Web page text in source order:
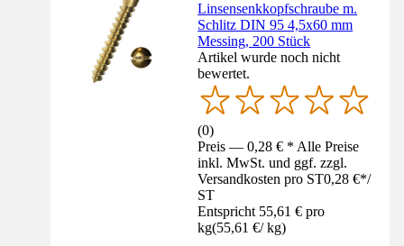
Linsensenkkopfschraube m.
Schlitz DIN 95 4,5x60 mm
Messing, 200 Stück
Artikel wurde noch nicht
bewertet.
(0)
Preis — 0,28 € * Alle Preise
inkl. MwSt. und ggf. zzgl.
Versandkosten pro ST0,28 €*/
ST
Entspricht 55,61 € pro
kg(55,61 €/ kg)